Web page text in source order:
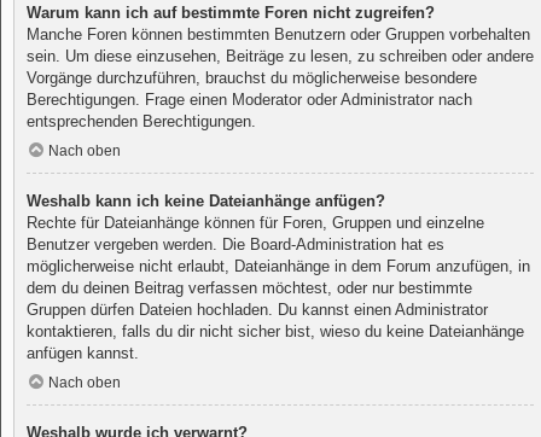
Warum kann ich auf bestimmte Foren nicht zugreifen?
Manche Foren können bestimmten Benutzern oder Gruppen vorbehalten
sein. Um diese einzusehen, Beiträge zu lesen, zu schreiben oder andere
Vorgänge durchzuführen, brauchst du möglicherweise besondere
Berechtigungen. Frage einen Moderator oder Administrator nach
entsprechenden Berechtigungen.
Nach oben
Weshalb kann ich keine Dateianhänge anfügen?
Rechte für Dateianhänge können für Foren, Gruppen und einzelne
Benutzer vergeben werden. Die Board-Administration hat es
möglicherweise nicht erlaubt, Dateianhänge in dem Forum anzufügen, in
dem du deinen Beitrag verfassen möchtest, oder nur bestimmte
Gruppen dürfen Dateien hochladen. Du kannst einen Administrator
kontaktieren, falls du dir nicht sicher bist, wieso du keine Dateianhänge
anfügen kannst.
Nach oben
Weshalb wurde ich verwarnt?